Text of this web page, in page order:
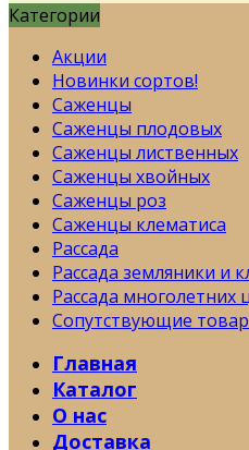
Категории
Акции
Новинки сортов!
Саженцы
Саженцы плодовых
Саженцы лиственных
Саженцы хвойных
Саженцы роз
Саженцы клематиса
Рассада
Рассада земляники и
Рассада многолетних
Сопутствующие
Главная
Каталог
О нас
Доставка